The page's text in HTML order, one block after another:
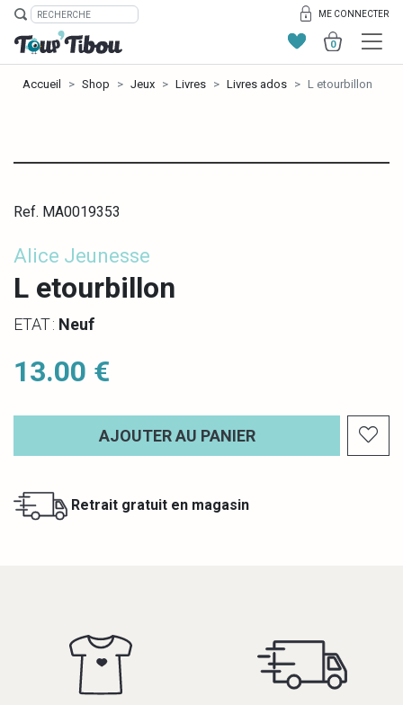
ME CONNECTER
0
Accueil Shop Jeux Livres Livres ados L etourbillon
Ref. MA0019353
Alice Jeunesse
L etourbillon
ETAT : Neuf
13.00 €
AJOUTER AU PANIER
Retrait gratuit en magasin